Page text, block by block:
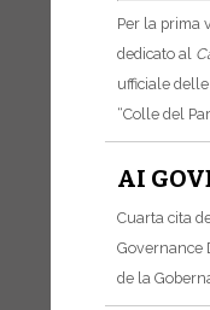
Per la prima
dedicato al
ufficiale
“Colle del
AI
Cuarta cita
Governance
de la